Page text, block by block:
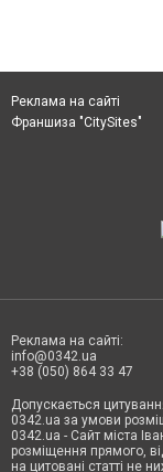
Реклама на сайті
Франшиза "CitySites"
Реклама на сайті:
info@0342.ua
+38 (050) 864 33 47
Допускається
0342.ua за умови
0342.ua - Сайт міста
розміщення прямого,
на цитовані статті не